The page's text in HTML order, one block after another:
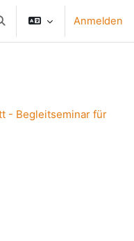
umschalten
Anmelden
- Begleitseminar für